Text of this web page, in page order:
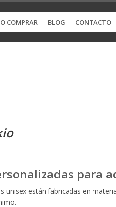
COMPRAR BLOG CONTACTO
para
unisex están fabricadas en